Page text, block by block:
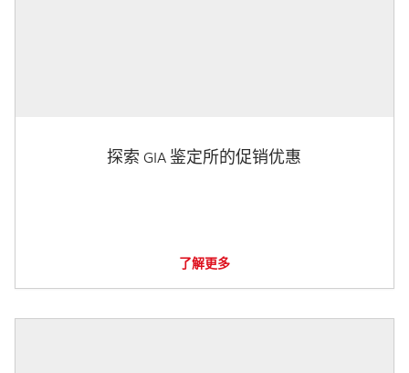
探索 GIA 鉴定所的促销优惠
了解更多